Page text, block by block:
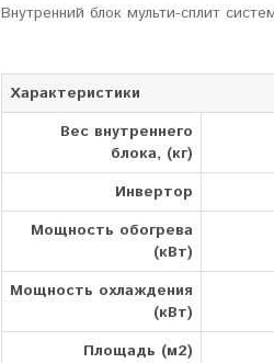
Внутренний блок мульти-сплит
Характеристики
Вес внутреннего
блока, (кг)
Инвертор
Мощность обогрева
(кВт)
Мощность охлаждения
(кВт)
Площадь (м2)